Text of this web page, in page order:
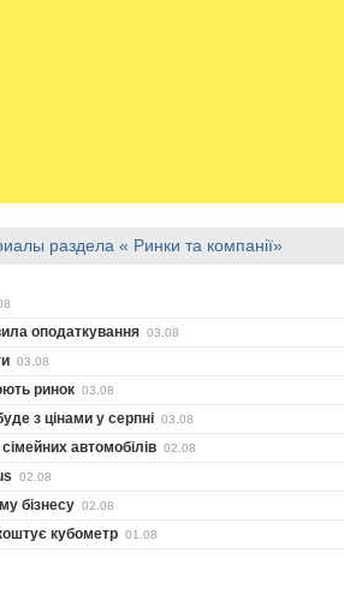
раздела « Ринки та компанії»
оподаткування 03.08
03.08
ринок 03.08
з цінами у серпні 03.08
автомобілів 02.08
02.08
бізнесу 02.08
кубометр 01.08